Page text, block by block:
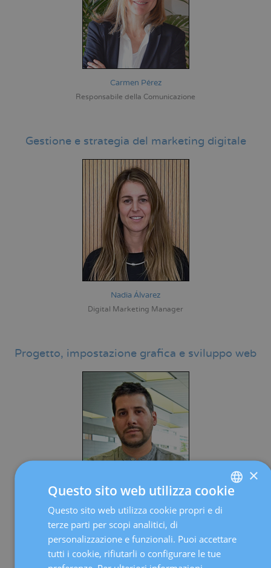
Carmen Pérez
Responsabile della Comunicazione
Gestione e strategia del marketing digitale
Nadia Álvarez
Digital Marketing Manager
Progetto, impostazione grafica e sviluppo web
Daniel Gámiz
Web Developer
SPANISH
×
Questo sito web utilizza cookie
Questo sito web utilizza cookie propri e di
terze parti per scopi analitici, di
personalizzazione e funzionali. Puoi accettare
tutti i cookie, rifiutarli o configurare le tue